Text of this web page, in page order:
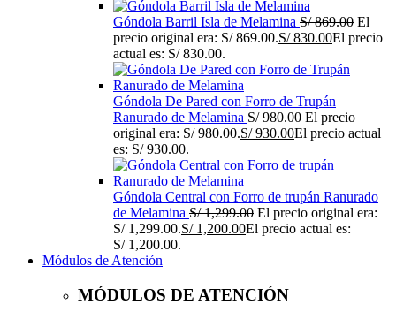
Góndola Barril Isla de Melamina S/869.00 El
precio original era: S/ 869.00.S/830.00El precio
actual es: S/ 830.00.
Góndola De Pared con Forro de Trupán
Ranurado de Melamina S/980.00 El precio
original era: S/ 980.00.S/930.00El precio actual
es: S/ 930.00.
Góndola Central con Forro de trupán Ranurado
de Melamina S/1,299.00 El precio original era:
S/ 1,299.00.S/1,200.00El precio actual es:
S/ 1,200.00.
Módulos de Atención
MÓDULOS DE ATENCIÓN